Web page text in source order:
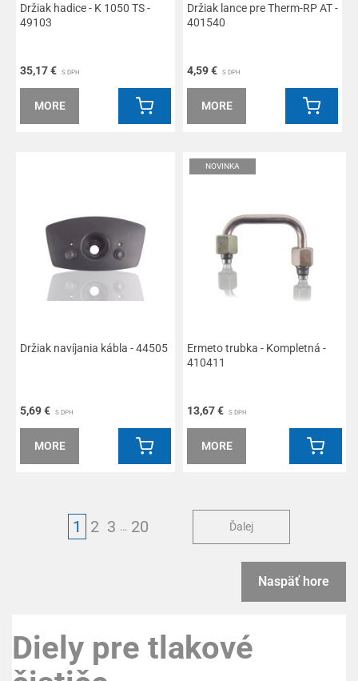
Držiak hadice - K 1050 TS -
49103
35,17 € S DPH
MORE
Držiak lance pre Therm-RP AT -
401540
4,59 € S DPH
MORE
Držiak navíjania kábla - 44505
5,69 € S DPH
MORE
Ermeto trubka - Kompletná -
410411
13,67 € S DPH
MORE
NOVINKA
1 2 3 … 20 Ďalej
Naspäť hore
Diely pre tlakové